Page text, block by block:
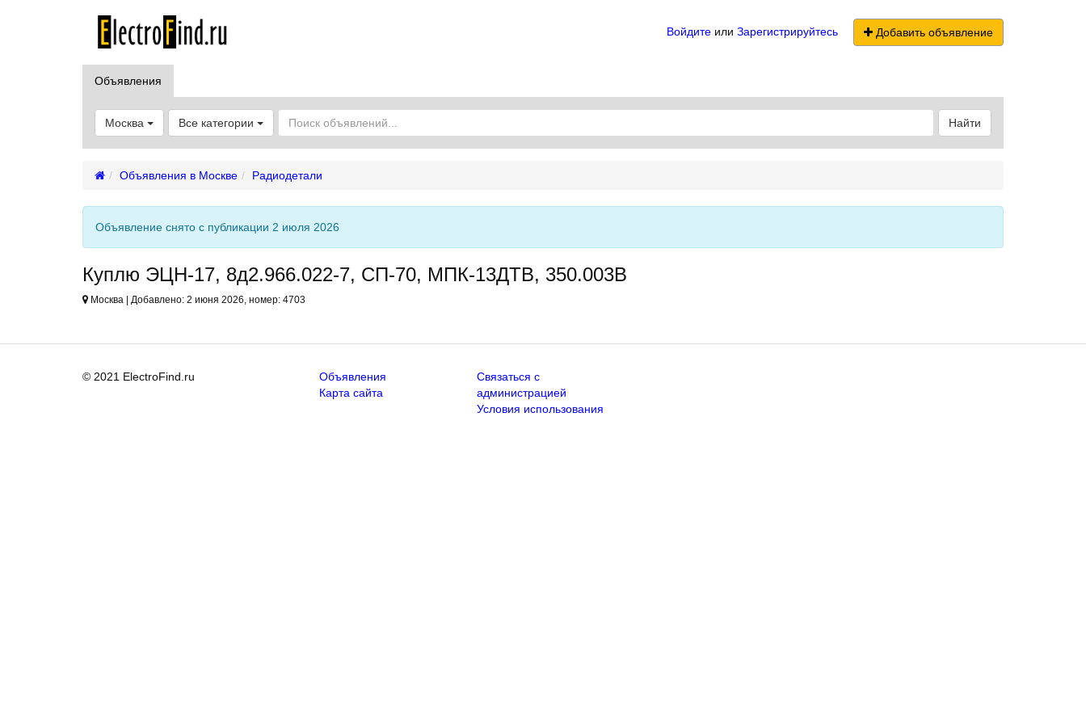
Войдите или Зарегистрируйтесь Добавить объявление
Объявления
Москва Все категории Найти
Объявления в Москве Радиодетали
Объявление снято с публикации 2 июля 2026
Куплю ЭЦН-17, 8д2.966.022-7, СП-70, МПК-13ДТВ, 350.003В
Москва | Добавлено: 2 июня 2026, номер: 4703
© 2021 ElectroFind.ru
Объявления
Карта сайта
Связаться с
администрацией
Условия использования